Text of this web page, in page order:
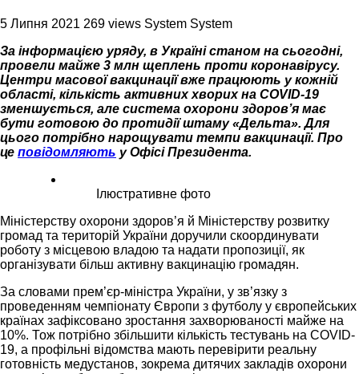
5 Липня 2021 269 views System System
За інформацією уряду, в Україні станом на сьогодні,
провели майже 3 млн щеплень проти коронавірусу.
Центри масової вакцинації вже працюють у кожній
області, кількість активних хворих на COVID-19
зменшується, але система охорони здоров’я має
бути готовою до протидії штаму «Дельта». Для
цього потрібно нарощувати темпи вакцинації. Про
це повідомляють у Офісі Президента.
Ілюстративне фото
Міністерству охорони здоров’я й Міністерству розвитку
громад та територій України доручили скоординувати
роботу з місцевою владою та надати пропозиції, як
організувати більш активну вакцинацію громадян.
За словами прем’єр-міністра України, у зв’язку з
проведенням чемпіонату Європи з футболу у європейських
країнах зафіксовано зростання захворюваності майже на
10%. Тож потрібно збільшити кількість тестувань на COVID-
19, а профільні відомства мають перевірити реальну
готовність медустанов, зокрема дитячих закладів охорони